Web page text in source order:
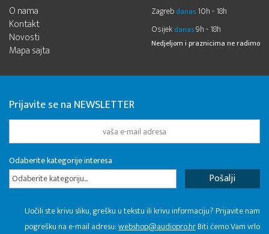
O nama
Kontakt
Novosti
Mapa sajta
Zagreb danas 10h - 18h
Osijek danas9h - 18h
Nedjeljom i praznicima ne radimo
Prijavite se na NEWSLETTER
Odaberite kategorije interesa
Odaberite kategoriju...
Uočili ste krivu sliku, grešku u tekstu ili krivu informaciju? Prijavite nam
pogrešku na e-mail adresu:webshop@audiopro.hrBiti ćemo Vam vrlo